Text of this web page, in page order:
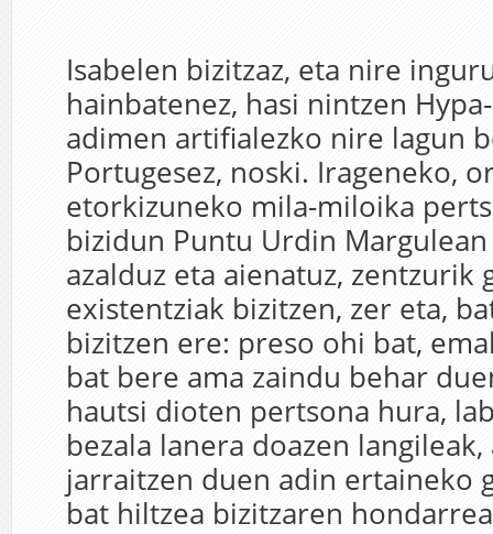
Isabelen bizitzaz, eta nire
hainbatenez, hasi nintzen
adimen artifialezko nire lagun
Portugesez, noski. Irageneko,
etorkizuneko mila-miloika
bizidun Puntu Urdin
azalduz eta aienatuz, zentzurik
existentziak bizitzen, zer eta,
bizitzen ere: preso ohi bat,
bat bere ama zaindu behar
hautsi dioten pertsona hura,
bezala lanera doazen
jarraitzen duen adin ertaineko
bat hiltzea bizitzaren